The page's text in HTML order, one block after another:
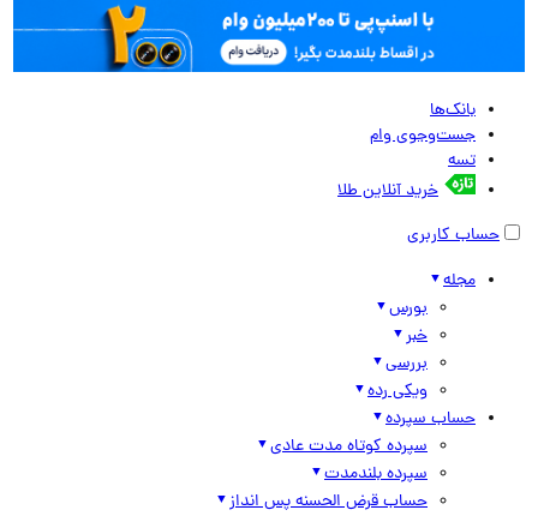
بانک‌ها
جست‌وجوی وام
تسه
خرید آنلاین طلا
حساب کاربری
مجله
بورس
خبر
بررسی
ویکی رده
حساب سپرده
سپرده کوتاه مدت عادی
سپرده بلندمدت
حساب قرض الحسنه پس انداز